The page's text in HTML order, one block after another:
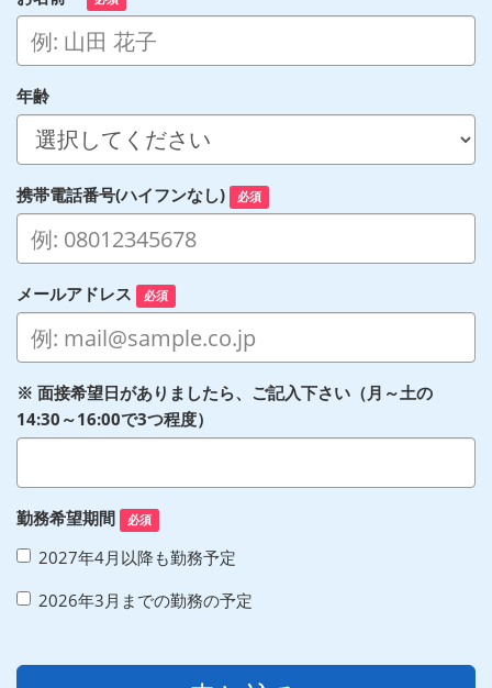
年齢
携帯電話番号(ハイフンなし) 必須
メールアドレス 必須
※ 面接希望日がありましたら、ご記入下さい（月～土の
14:30～16:00で3つ程度）
勤務希望期間 必須
2027年4月以降も勤務予定
2026年3月までの勤務の予定